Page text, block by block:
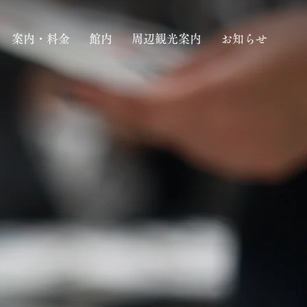
案内・料金 館内 周辺観光案内 お知らせ